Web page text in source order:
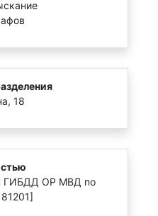
18
ГИБДД ОР МВД по